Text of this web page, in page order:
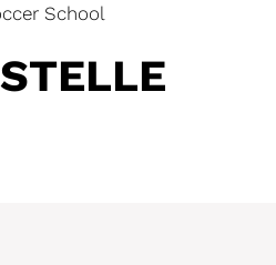
School